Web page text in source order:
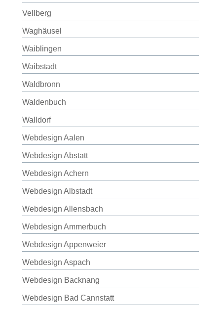
Vellberg
Waghäusel
Waiblingen
Waibstadt
Waldbronn
Waldenbuch
Walldorf
Webdesign Aalen
Webdesign Abstatt
Webdesign Achern
Webdesign Albstadt
Webdesign Allensbach
Webdesign Ammerbuch
Webdesign Appenweier
Webdesign Aspach
Webdesign Backnang
Webdesign Bad Cannstatt